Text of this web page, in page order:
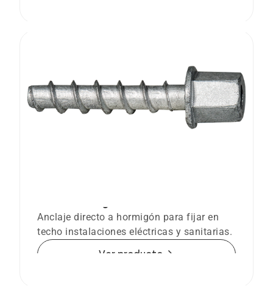
Anclaje directo a hormigón para fijar en
techo instalaciones eléctricas y sanitarias.
Ver producto arrow_forward